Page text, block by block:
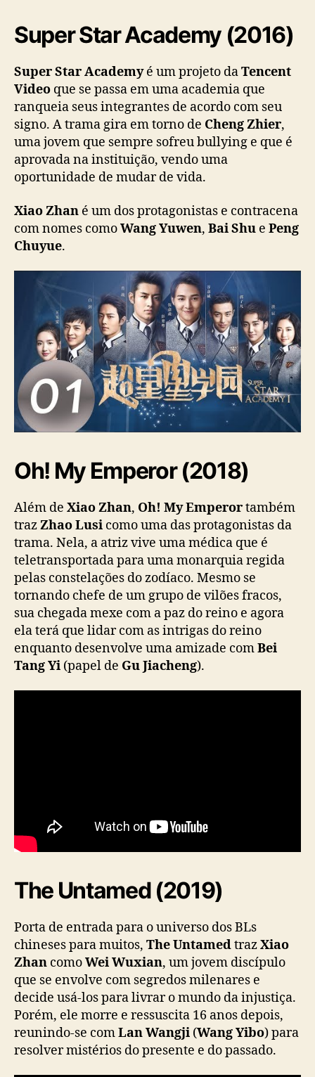
d
a
s
t
r
o
c
h
ê
s
Super Star Academy (2016)
Super Star Academyé um projeto daTencent
Video que se passa em uma academia que
ranqueia seus integrantes de acordo com seu
signo. A trama gira em torno de Cheng Zhier,
uma jovem que sempre sofreu bullying e que é
aprovada na instituição, vendo uma
oportunidade de mudar de vida.
Xiao Zhan é um dos protagonistas e contracena
com nomes comoWang Yuwen, Bai Shu e Peng
Chuyue.
Oh! My Emperor (2018)
Além de Xiao Zhan, Oh! My Emperortambém
trazZhao Lusi como uma das protagonistas da
trama. Nela, a atriz vive uma médica que é
teletransportada para uma monarquia regida
pelas constelações do zodíaco. Mesmo se
tornando chefe de um grupo de vilões fracos,
sua chegada mexe com a paz do reino e agora
ela terá que lidar com as intrigas do reino
enquanto desenvolve uma amizade comBei
Tang Yi (papel de Gu Jiacheng).
The Untamed (2019)
Porta de entrada para o universo dos BLs
chineses para muitos, The UntamedtrazXiao
Zhan comoWei Wuxian, um jovem discípulo
que se envolve com segredos milenares e
decide usá-los para livrar o mundo da injustiça.
Porém, ele morre e ressuscita 16 anos depois,
reunindo-se comLan Wangji (Wang Yibo) para
resolver mistérios do presente e do passado.